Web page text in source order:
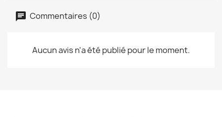
Commentaires (0)
Aucun avis n'a été publié pour le moment.